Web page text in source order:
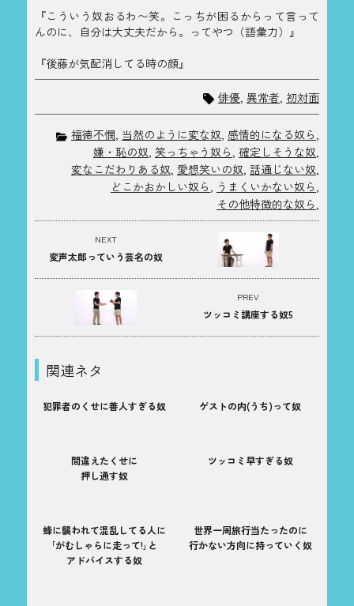
『こういう奴おるわ〜笑。こっちが困るからって言って
んのに、自分は大丈夫だから。ってやつ（語彙力）』
『後藤が気配消してる時の顔』
俳優 異常者 初対面
福徳不憫, 当然のように変な奴, 感情的になる奴ら,
嫌・恥の奴, 笑っちゃう奴ら, 確定しそうな奴,
変なこだわりある奴, 愛想笑いの奴, 話通じない奴,
どこかおかしい奴ら, うまくいかない奴ら,
その他特徴的な奴ら,
PREV
ツッコミ講座する奴5
NEXT
変声太郎っていう芸名の奴
関連ネタ
犯罪者のくせに善人すぎる奴 ゲストの内(うち)って奴
間違えたくせに
押し通す奴
ツッコミ早すぎる奴
蜂に襲われて混乱してる人に
｢がむしゃらに走って!｣と
アドバイスする奴
世界一周旅行当たったのに
行かない方向に持っていく奴